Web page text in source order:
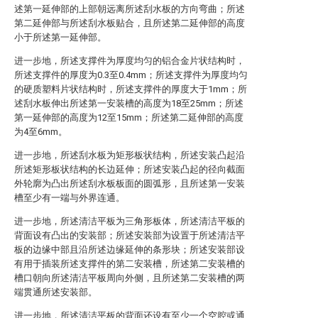
述第一延伸部的上部朝远离所述刮水板的方向弯曲；所述
第二延伸部与所述刮水板贴合，且所述第二延伸部的高度
小于所述第一延伸部。
进一步地，所述支撑件为厚度均匀的铝合金片状结构时，
所述支撑件的厚度为0.3至0.4mm；所述支撑件为厚度均匀
的硬质塑料片状结构时，所述支撑件的厚度大于1mm；所
述刮水板伸出所述第一安装槽的高度为18至25mm；所述
第一延伸部的高度为12至15mm；所述第二延伸部的高度
为4至6mm。
进一步地，所述刮水板为矩形板状结构，所述安装凸起沿
所述矩形板状结构的长边延伸；所述安装凸起的径向截面
外轮廓为凸出所述刮水板板面的圆弧形，且所述第一安装
槽至少有一端与外界连通。
进一步地，所述清洁平板为三角形板体，所述清洁平板的
背面设有凸出的安装部；所述安装部为设置于所述清洁平
板的边缘中部且沿所述边缘延伸的条形块；所述安装部设
有用于插装所述支撑件的第二安装槽，所述第二安装槽的
槽口朝向所述清洁平板周向外侧，且所述第二安装槽的两
端贯通所述安装部。
进一步地，所述清洁平板的背面还设有至少一个空腔或通